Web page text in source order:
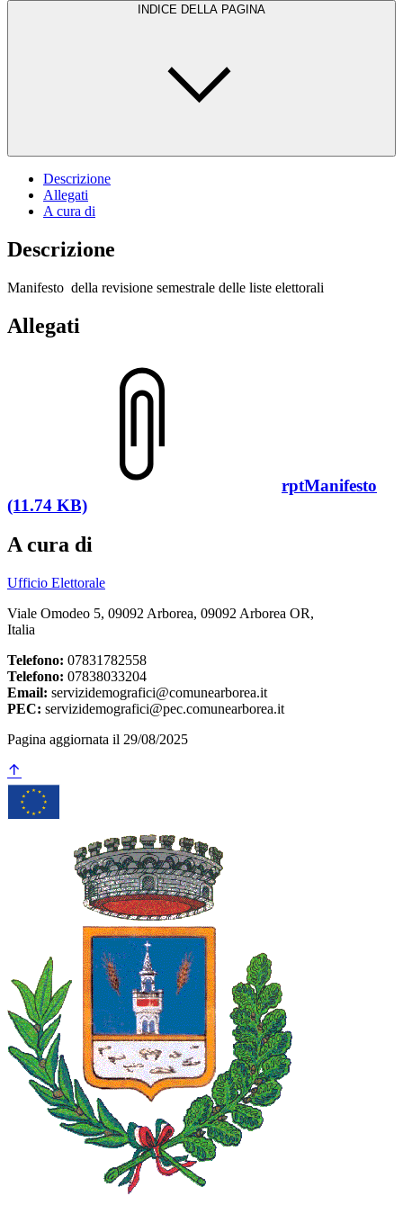
INDICE DELLA PAGINA
Descrizione
Allegati
A cura di
Descrizione
Manifesto della revisione semestrale delle liste elettorali
Allegati
rptManifesto
(11.74 KB)
A cura di
Ufficio Elettorale
Viale Omodeo 5, 09092 Arborea, 09092 Arborea OR,
Italia
Telefono: 07831782558
Telefono: 07838033204
Email: servizidemografici@comunearborea.it
PEC: servizidemografici@pec.comunearborea.it
Pagina aggiornata il 29/08/2025